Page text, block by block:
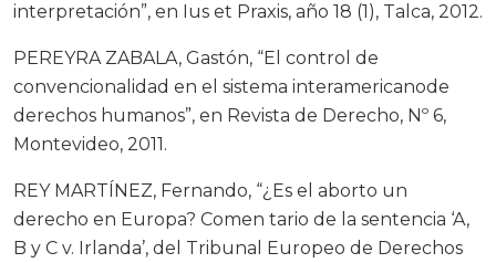
interpretación”, en Ius et Praxis, año 18 (1), Talca, 2012.
PEREYRA ZABALA, Gastón, “El control de
convencionalidad en el sistema interamericanode
derechos humanos”, en Revista de Derecho, Nº 6,
Montevideo, 2011.
REY MARTÍNEZ, Fernando, “¿Es el aborto un
derecho en Europa? Comen tario de la sentencia ‘A,
B y C v. Irlanda’, del Tribunal Europeo de Derechos